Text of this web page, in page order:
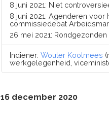
8 juni 2021: Niet
8 juni 2021: Agenderen
commissiedebat
26 mei 2021:
Indiener:Wouter Koolmees
werkgelegenheid,
16 december 2020